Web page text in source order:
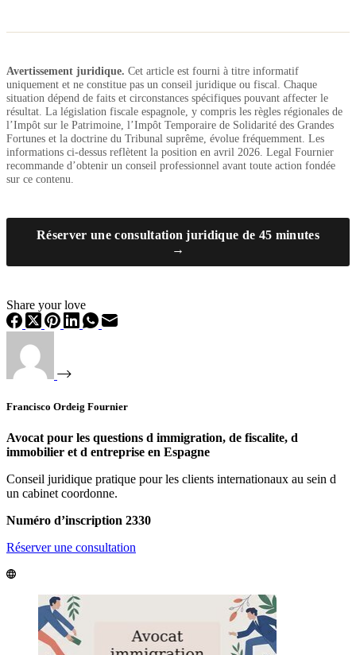
Avertissement juridique. Cet article est fourni à titre informatif
uniquement et ne constitue pas un conseil juridique ou fiscal. Chaque
situation dépend de faits et circonstances spécifiques pouvant affecter le
résultat. La législation fiscale espagnole, y compris les règles régionales de
l’Impôt sur le Patrimoine, l’Impôt Temporaire de Solidarité des Grandes
Fortunes et la doctrine du Tribunal suprême, évolue fréquemment. Les
informations ci-dessus reflètent la position en avril 2026. Legal Fournier
recommande d’obtenir un conseil professionnel avant toute action fondée
sur ce contenu.
Réserver une consultation juridique de 45 minutes
→
Share your love
Francisco Ordeig Fournier
Avocat pour les questions d immigration, de fiscalite, d
immobilier et d entreprise en Espagne
Conseil juridique pratique pour les clients internationaux au sein d
un cabinet coordonne.
Numéro d’inscription 2330
Réserver une consultation